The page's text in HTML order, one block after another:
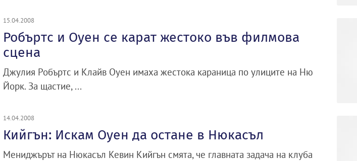
15.04.2008
Робъртс и Оуен се карат жестоко във филмова
сцена
Джулия Робъртс и Клайв Оуен имаха жестока караница по улиците на Ню
Йорк. За щастие, ...
14.04.2008
Кийгън: Искам Оуен да остане в Нюкасъл
Мениджърът на Нюкасъл Кевин Кийгън смята, че главната задача на клуба